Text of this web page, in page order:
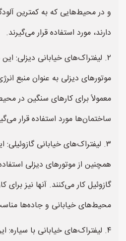
و در محیط‌هایی که به کمترین
دارند، مورد استفاده قرار می‌گیرند.
۲. لیفتراک‌های خیابانی دیزلی:
موتورهای دیزلی به عنوان منبع
معمولاً برای کارهای سنگین در
ساختمان‌ها مورد استفاده قرار
۳. لیفتراک‌های خیابانی گازوئیلی:
همچنین از موتورهای دیزلی
گازوئیل کار می‌کنند. آنها نیز
محیط‌های خیابانی و جاده‌ها
۴. لیفتراک‌های خیابانی با